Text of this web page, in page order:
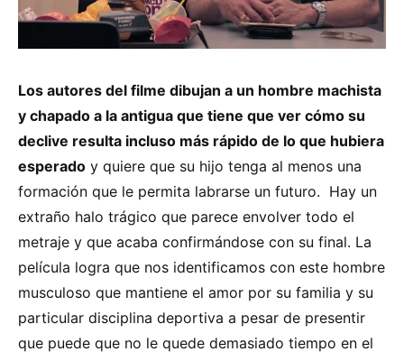
Los autores del filme dibujan a un hombre machista
y chapado a la antigua que tiene que ver cómo su
declive resulta incluso más rápido de lo que hubiera
esperado y quiere que su hijo tenga al menos una
formación que le permita labrarse un futuro. Hay un
extraño halo trágico que parece envolver todo el
metraje y que acaba confirmándose con su final. La
película logra que nos identificamos con este hombre
musculoso que mantiene el amor por su familia y su
particular disciplina deportiva a pesar de presentir
que puede que no le quede demasiado tiempo en el